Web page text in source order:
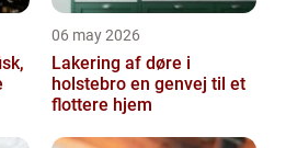
06 may 2026
Lakering af døre i
holstebro en genvej til et
flottere hjem